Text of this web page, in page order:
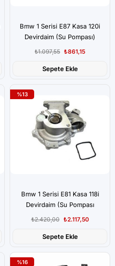
Bmw 1 Serisi E87 Kasa 120i
Devirdaim (Su Pompası)
₺861,15
₺1.097,55
Sepete Ekle
Bmw 1 Serisi E81 Kasa 118i
Devirdaim (Su Pompası
₺2.117,50
₺2.420,00
Sepete Ekle
%13
%16